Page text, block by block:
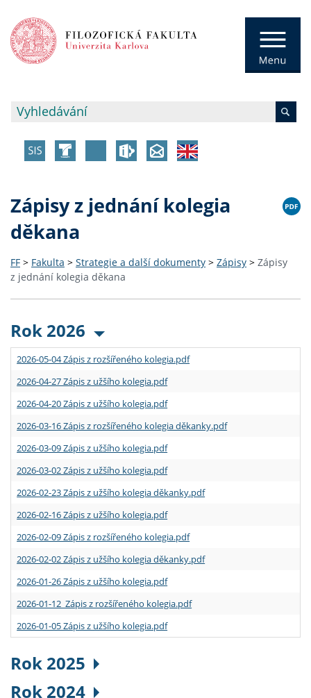
Zápisy z jednání kolegia
děkana
FF > Fakulta > Strategie a další dokumenty > Zápisy > Zápisy
z jednání kolegia děkana
Rok 2026
2026-05-04 Zápis z rozšířeného kolegia.pdf
2026-04-27 Zápis z užšího kolegia.pdf
2026-04-20 Zápis z užšího kolegia.pdf
2026-03-16 Zápis z rozšířeného kolegia děkanky.pdf
2026-03-09 Zápis z užšího kolegia.pdf
2026-03-02 Zápis z užšího kolegia.pdf
2026-02-23 Zápis z užšího kolegia děkanky.pdf
2026-02-16 Zápis z užšího kolegia.pdf
2026-02-09 Zápis z rozšířeného kolegia.pdf
2026-02-02 Zápis z užšího kolegia děkanky.pdf
2026-01-26 Zápis z užšího kolegia.pdf
2026-01-12 Zápis z rozšířeného kolegia.pdf
2026-01-05 Zápis z užšího kolegia.pdf
Rok 2025
Rok 2024